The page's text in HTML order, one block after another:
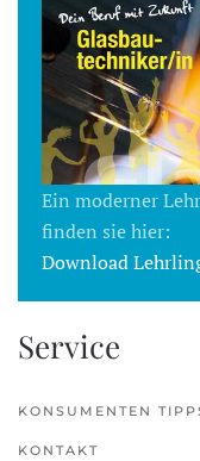
Ein moderner
finden sie hier:
Download
Service
KONSUMENTEN
KONTAKT